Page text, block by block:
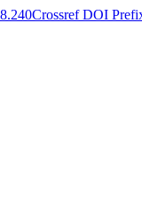
Crossref DOI